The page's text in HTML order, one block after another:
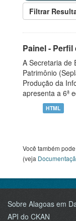
Filtrar
Painel -
A Secretaria de
Patrimônio
Produção da
apresenta a 6ª
HTML
Você também
(veja
Sobre Alagoas em
API do CKAN